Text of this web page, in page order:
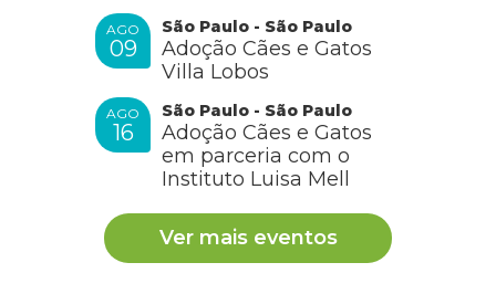
AGO
09
São Paulo - São Paulo
Adoção Cães e Gatos
Villa Lobos
AGO
16
São Paulo - São Paulo
Adoção Cães e Gatos
em parceria com o
Instituto Luisa Mell
Ver mais eventos